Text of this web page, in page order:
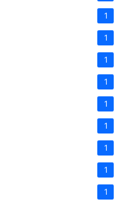
1
1
1
1
1
1
1
1
1